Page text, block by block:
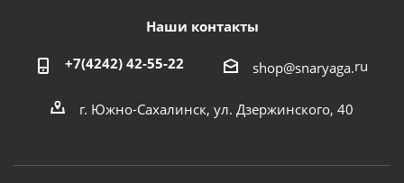
Наши контакты
+7(4242) 42-55-22 shop@snaryaga.ru
г. Южно-Сахалинск, ул. Дзержинского, 40